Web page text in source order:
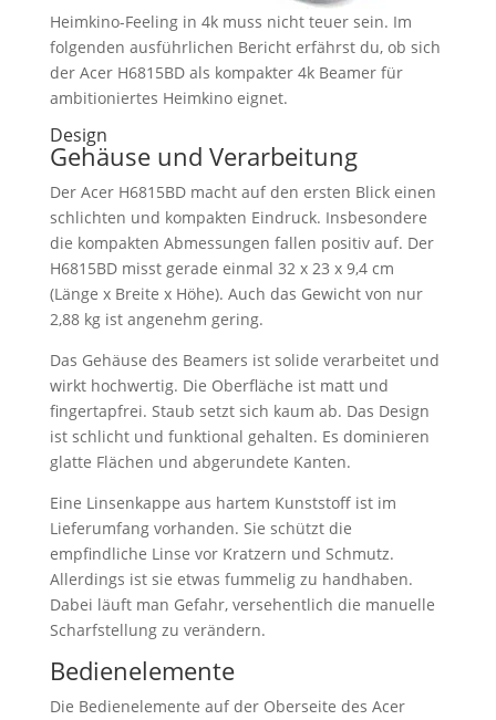
Heimkino-Feeling in 4k muss nicht teuer sein. Im
folgenden ausführlichen Bericht erfährst du, ob sich
der Acer H6815BD als kompakter 4k Beamer für
ambitioniertes Heimkino eignet.
Design
Gehäuse und Verarbeitung
Der Acer H6815BD macht auf den ersten Blick einen
schlichten und kompakten Eindruck. Insbesondere
die kompakten Abmessungen fallen positiv auf. Der
H6815BD misst gerade einmal 32 x 23 x 9,4 cm
(Länge x Breite x Höhe). Auch das Gewicht von nur
2,88 kg ist angenehm gering.
Das Gehäuse des Beamers ist solide verarbeitet und
wirkt hochwertig. Die Oberfläche ist matt und
fingertapfrei. Staub setzt sich kaum ab. Das Design
ist schlicht und funktional gehalten. Es dominieren
glatte Flächen und abgerundete Kanten.
Eine Linsenkappe aus hartem Kunststoff ist im
Lieferumfang vorhanden. Sie schützt die
empfindliche Linse vor Kratzern und Schmutz.
Allerdings ist sie etwas fummelig zu handhaben.
Dabei läuft man Gefahr, versehentlich die manuelle
Scharfstellung zu verändern.
Bedienelemente
Die Bedienelemente auf der Oberseite des Acer